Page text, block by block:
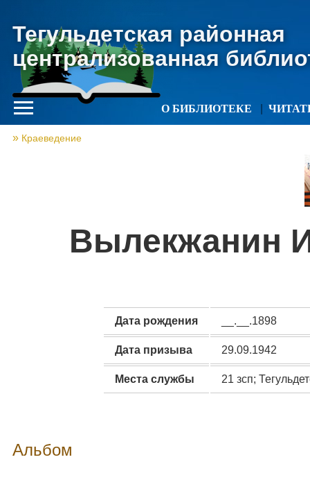
Тегульдетская районная
централизованная
О БИБЛИОТЕКЕ
Краеведение
Вылекжанин
Дата рождения __.__.1898
Дата призыва 29.09.1942
Места службы 21 зсп;
Альбом